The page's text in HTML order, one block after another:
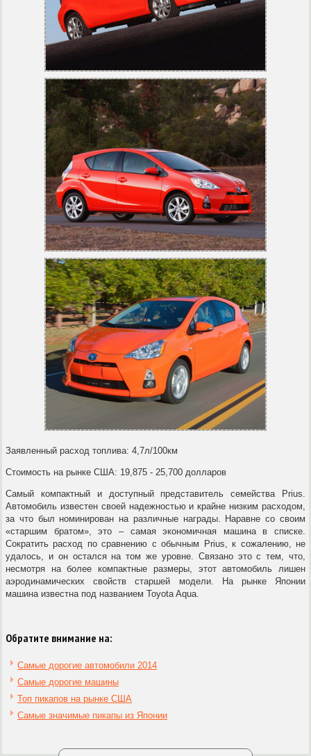
Заявленный расход топлива: 4,7л/100км
Стоимость на рынке США: 19,875 - 25,700 долларов
Самый компактный и доступный представитель семейства Prius.
Автомобиль известен своей надежностью и крайне низким расходом,
за что был номинирован на различные награды. Наравне со своим
«старшим братом», это – самая экономичная машина в списке.
Сократить расход по сравнению с обычным Prius, к сожалению, не
удалось, и он остался на том же уровне. Связано это с тем, что,
несмотря на более компактные размеры, этот автомобиль лишен
аэродинамических свойств старшей модели. На рынке Японии
машина известна под названием Toyota Aqua.
Обратите внимание на:
Самые дорогие автомобили 2014
Самые дорогие машины
Топ пикапов на рынке США
Самые значимые пикапы из Японии